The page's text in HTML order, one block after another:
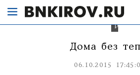
сильно
Дома без
06.10.2015